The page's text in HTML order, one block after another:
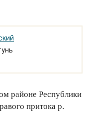
районе Республики
притока р.